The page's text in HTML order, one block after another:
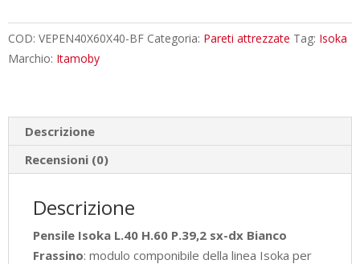
P.39,2
sx-
Frassino
quantità
COD: VEPEN40X60X40-BF Categoria: Pareti attrezzate Tag: Isoka
Marchio: Itamoby
Descrizione
Recensioni (0)
Descrizione
Pensile Isoka L.40 H.60 P.39,2 sx-dx Bianco
Frassino: modulo componibile della linea Isoka per